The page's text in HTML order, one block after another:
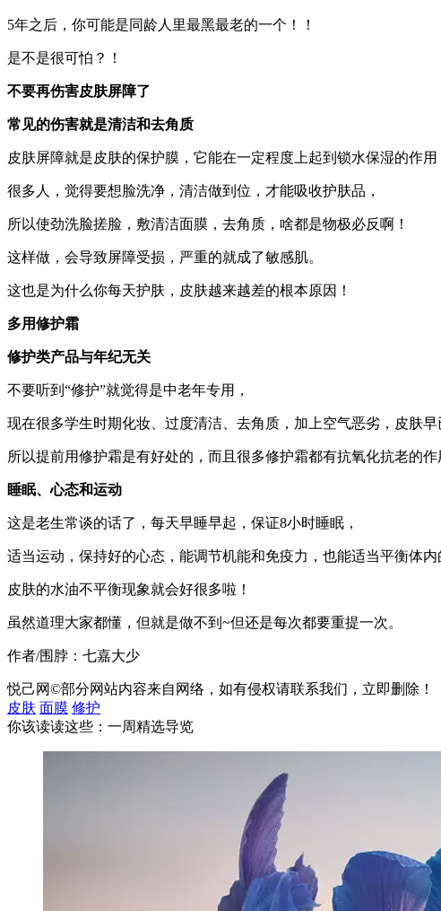
5年之后，你可能是同龄人里最黑最老的一个！！
是不是很可怕？！
不要再伤害皮肤屏障了
常见的伤害就是清洁和去角质
皮肤屏障就是皮肤的保护膜，它能在一定程度上起到锁水保湿的作用
很多人，觉得要想脸洗净，清洁做到位，才能吸收护肤品，
所以使劲洗脸搓脸，敷清洁面膜，去角质，啥都是物极必反啊！
这样做，会导致屏障受损，严重的就成了敏感肌。
这也是为什么你每天护肤，皮肤越来越差的根本原因！
多用修护霜
修护类产品与年纪无关
不要听到“修护”就觉得是中老年专用，
现在很多学生时期化妆、过度清洁、去角质，加上空气恶劣，皮肤早
所以提前用修护霜是有好处的，而且很多修护霜都有抗氧化抗老的
睡眠、心态和运动
这是老生常谈的话了，每天早睡早起，保证8小时睡眠，
适当运动，保持好的心态，能调节机能和免疫力，也能适当平衡体内
皮肤的水油不平衡现象就会好很多啦！
虽然道理大家都懂，但就是做不到~但还是每次都要重提一次。
作者/围脖：七嘉大少
悦己网©部分网站内容来自网络，如有侵权请联系我们，立即删除！
皮肤 面膜 修护
你该读读这些：一周精选导览